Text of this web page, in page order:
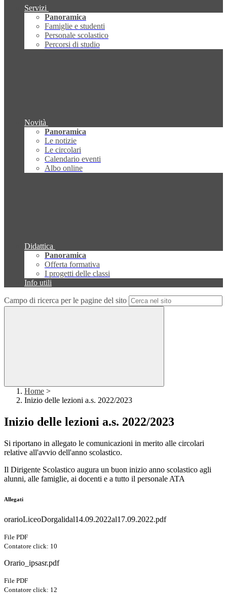
Servizi
Panoramica
Famiglie e studenti
Personale scolastico
Percorsi di studio
Novità
Panoramica
Le notizie
Le circolari
Calendario eventi
Albo online
Didattica
Panoramica
Offerta formativa
I progetti delle classi
Info utili
Campo di ricerca per le pagine del sito
Home >
Inizio delle lezioni a.s. 2022/2023
Inizio delle lezioni a.s. 2022/2023
Si riportano in allegato le comunicazioni in merito alle circolari
relative all'avvio dell'anno scolastico.
Il Dirigente Scolastico augura un buon inizio anno scolastico agli
alunni, alle famiglie, ai docenti e a tutto il personale ATA
Allegati
orarioLiceoDorgalidal14.09.2022al17.09.2022.pdf
File PDF
Contatore click: 10
Orario_ipsasr.pdf
File PDF
Contatore click: 12